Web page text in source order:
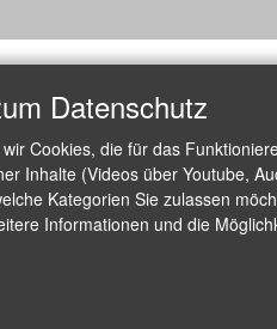
Datenschutz
Cookies, die für das
Inhalte (Videos über Youtube,
Kategorien Sie zulassen
Informationen und die